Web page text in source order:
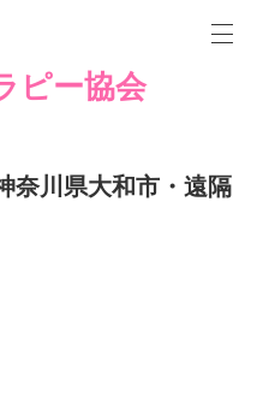
ピー協会
奈川県大和市・遠隔